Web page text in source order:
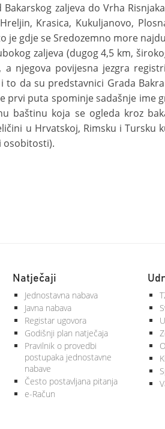
zaljeva do Vrha
Krasica, Kukuljanovo,
je gdje se Sredozemno more
zaljeva (dugog 4,5 km,
njegova povijesna jezgra
da su predstavnici Grada
prvi puta spominje sadašnje ime
baštinu koja se ogleda kroz
u Hrvatskoj, Rimsku i Tursku
osobitosti).
Natječaji
Jednostavna nabava
Javna nabava
Registar ugovora
Godišnji plan natječaja
Pravilnik o provedbi
postupaka jednostavne
nabave
Često postavljana pitanja
e-Račun